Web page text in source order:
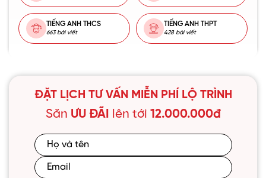
TIẾNG ANH THCS
663 bài viết
TIẾNG ANH THPT
428 bài viết
ĐẶT LỊCH TƯ VẤN MIỄN PHÍ LỘ TRÌNH
Săn ƯU ĐÃI lên tới 12.000.000đ